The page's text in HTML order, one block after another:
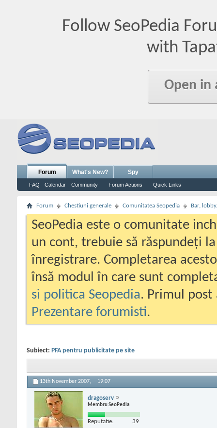
Follow SeoPedia
with
Open in
Forum
FAQ Calendar Community Forum Actions Quick Links
What's New? Spy
Forum Chestiuni generale Comunitatea Seopedia Bar,
SeoPedia este o comunitate
un cont, trebuie să răspundeți
înregistrare. Completarea
însă modul în care sunt
si politica Seopedia. Primul
Prezentare forumisti.
Subiect: PFA pentru publicitate pe site
13th November 2007, 19:07
dragoserv
Membru SeoPedia
Reputatie: 39